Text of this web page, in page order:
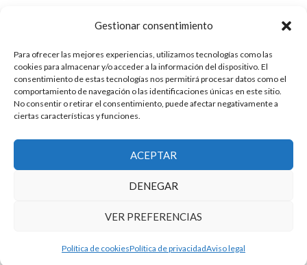
Gestionar consentimiento
Para ofrecer las mejores experiencias, utilizamos tecnologías como las
cookies para almacenar y/o acceder a la información del dispositivo. El
consentimiento de estas tecnologías nos permitirá procesar datos como el
comportamiento de navegación o las identificaciones únicas en este sitio.
No consentir o retirar el consentimiento, puede afectar negativamente a
ciertas características y funciones.
ACEPTAR
DENEGAR
VER PREFERENCIAS
Política de cookiesPolítica de privacidadAviso legal
piedras que podremos encontrarnos trabajando en ello.
Volver a
Post a comment